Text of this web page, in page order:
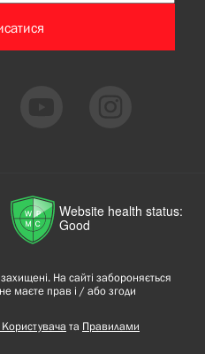
Website health status:
Good
На сайті забороняється
маєте прав і / або згоди
та Правилами